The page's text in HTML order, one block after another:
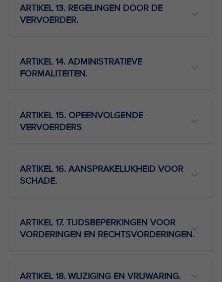
ARTIKEL 13. REGELINGEN DOOR DE
VERVOERDER.
ARTIKEL 14. ADMINISTRATIEVE
FORMALITEITEN.
ARTIKEL 15. OPEENVOLGENDE
VERVOERDERS
ARTIKEL 16. AANSPRAKELIJKHEID VOOR
SCHADE.
ARTIKEL 17. TIJDSBEPERKINGEN VOOR
VORDERINGEN EN RECHTSVORDERINGEN.
ARTIKEL 18. WIJZIGING EN VRIJWARING.